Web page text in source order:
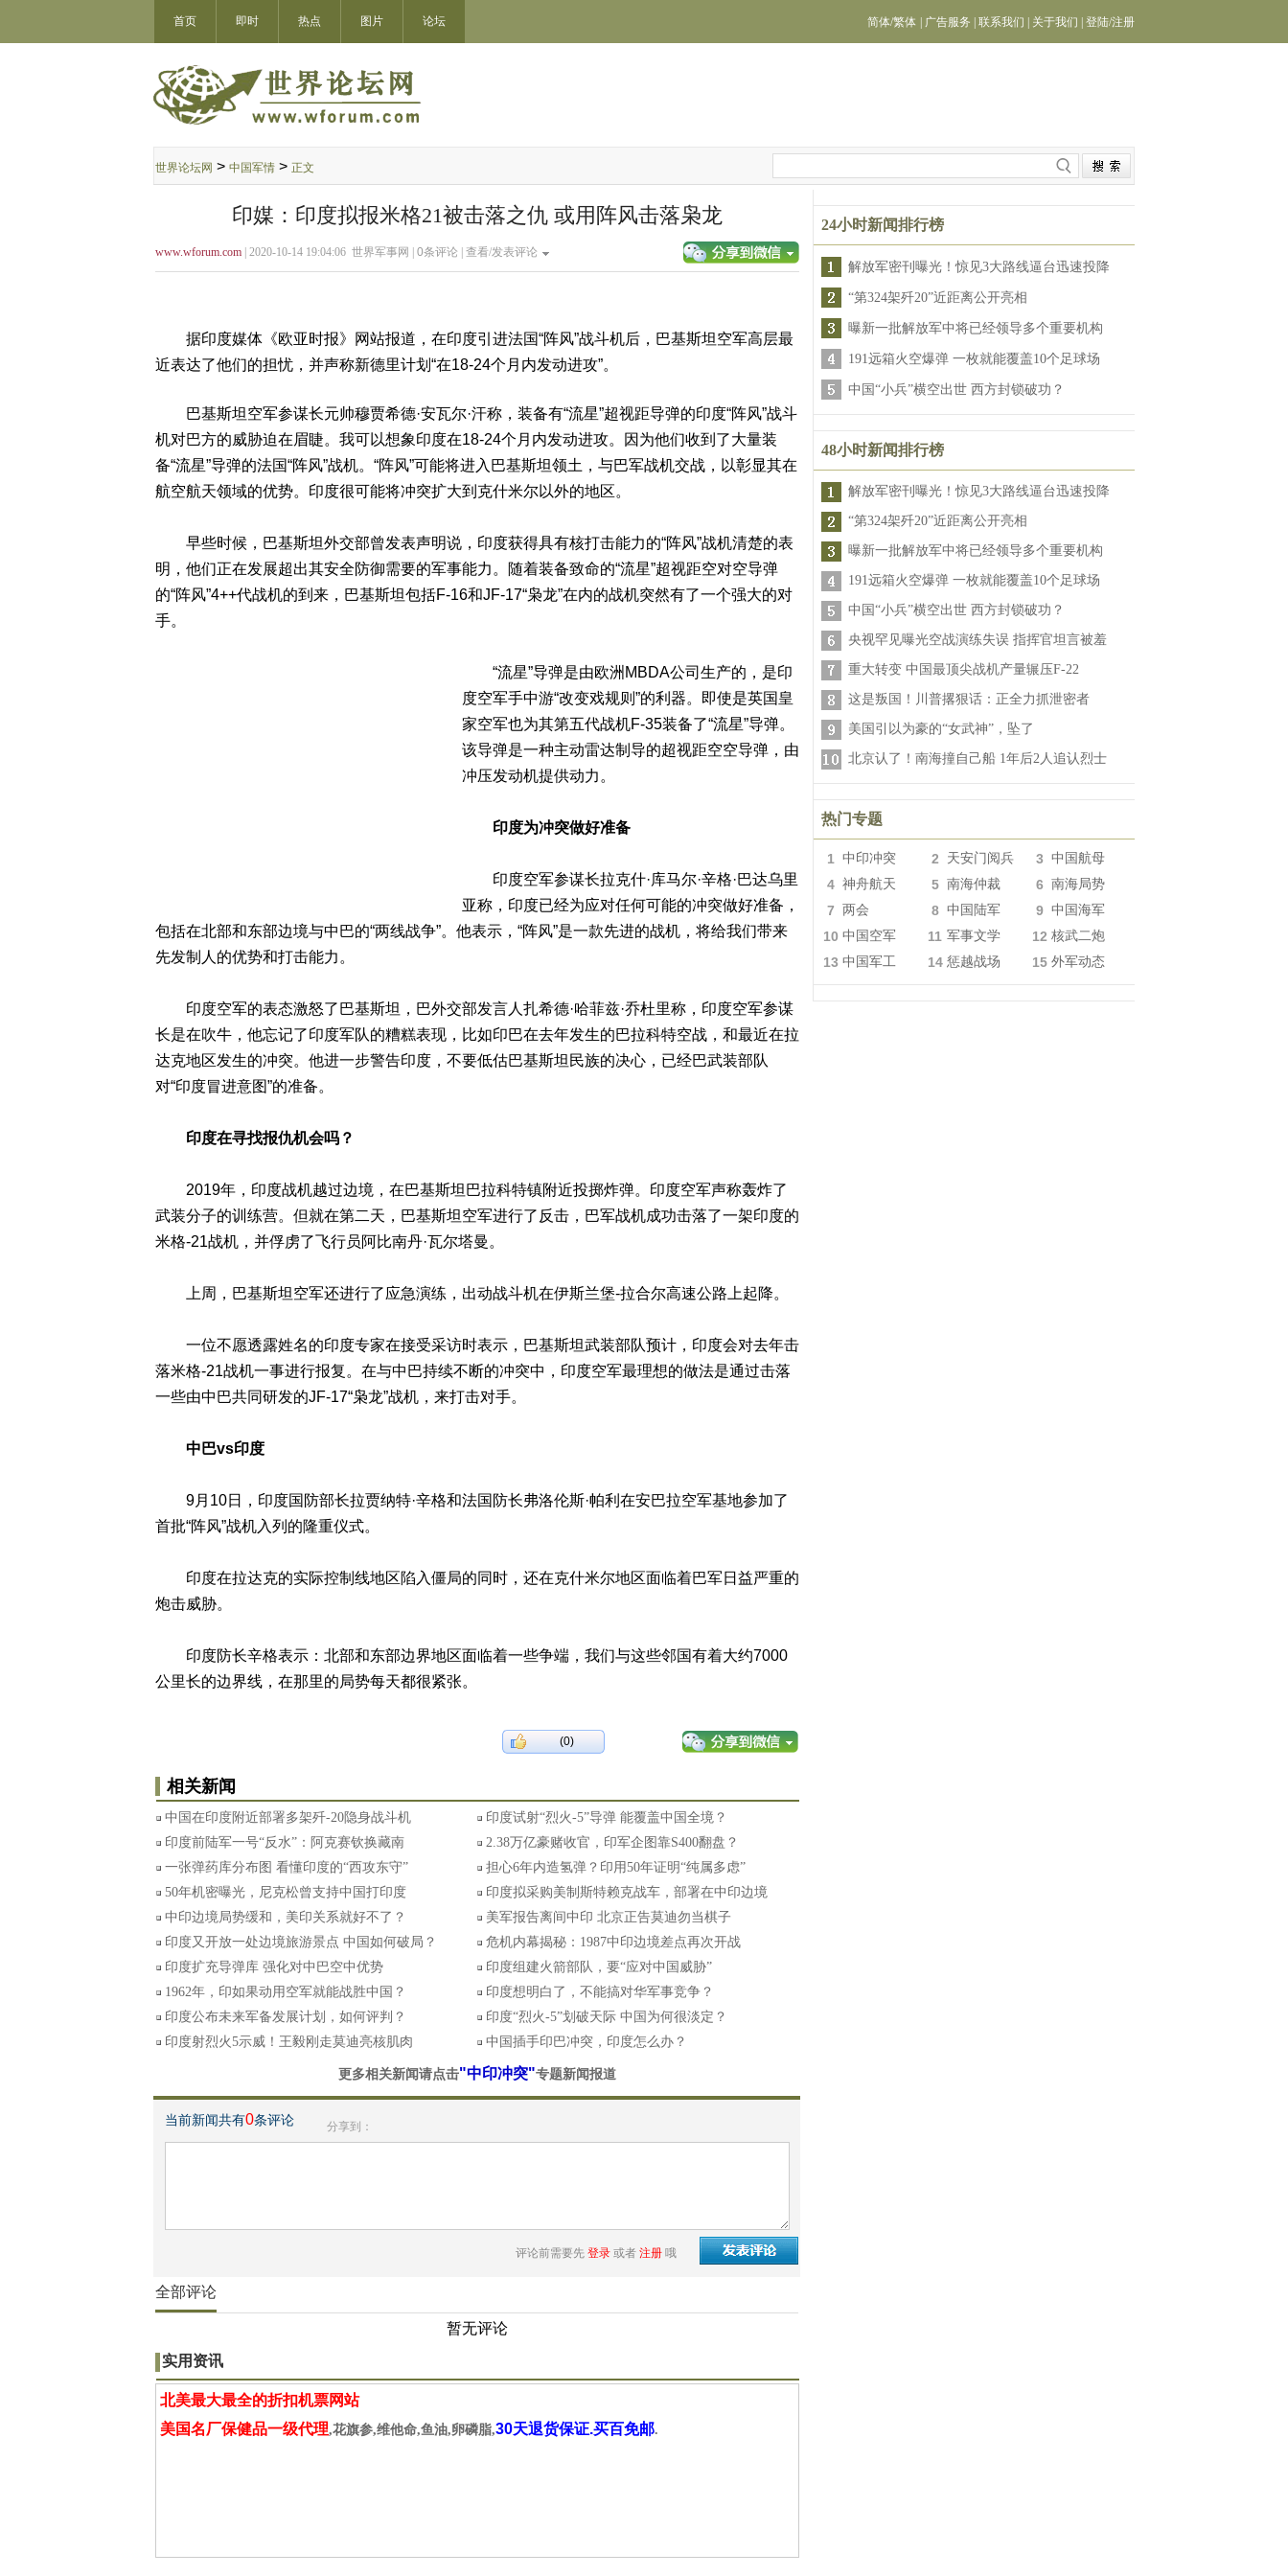
首页 即时 热点 图片 论坛 简体/繁体 广告服务 联系我们 关于我们 登陆/注册
世界论坛网 > 中国军情 > 正文
印媒：印度拟报米格21被击落之仇 或用阵风击落枭龙
www.wforum.com | 2020-10-14 19:04:06 世界军事网 | 0条评论 | 查看/发表评论
据印度媒体《欧亚时报》网站报道，在印度引进法国“阵风”战斗机后，巴基斯坦空军高层最
近表达了他们的担忧，并声称新德里计划“在18-24个月内发动进攻”。
巴基斯坦空军参谋长元帅穆贾希德·安瓦尔·汗称，装备有“流星”超视距导弹的印度“阵风”战斗
机对巴方的威胁迫在眉睫。我可以想象印度在18-24个月内发动进攻。因为他们收到了大量装
备“流星”导弹的法国“阵风”战机。“阵风”可能将进入巴基斯坦领土，与巴军战机交战，以彰显其在
航空航天领域的优势。印度很可能将冲突扩大到克什米尔以外的地区。
早些时候，巴基斯坦外交部曾发表声明说，印度获得具有核打击能力的“阵风”战机清楚的表
明，他们正在发展超出其安全防御需要的军事能力。随着装备致命的“流星”超视距空对空导弹
的“阵风”4++代战机的到来，巴基斯坦包括F-16和JF-17“枭龙”在内的战机突然有了一个强大的对
手。
“流星”导弹是由欧洲MBDA公司生产的，是印
度空军手中游“改变戏规则”的利器。即使是英国皇
家空军也为其第五代战机F-35装备了“流星”导弹。
该导弹是一种主动雷达制导的超视距空空导弹，由
冲压发动机提供动力。
印度为冲突做好准备
印度空军参谋长拉克什·库马尔·辛格·巴达乌里
亚称，印度已经为应对任何可能的冲突做好准备，
包括在北部和东部边境与中巴的“两线战争”。他表示，“阵风”是一款先进的战机，将给我们带来
先发制人的优势和打击能力。
印度空军的表态激怒了巴基斯坦，巴外交部发言人扎希德·哈菲兹·乔杜里称，印度空军参谋
长是在吹牛，他忘记了印度军队的糟糕表现，比如印巴在去年发生的巴拉科特空战，和最近在拉
达克地区发生的冲突。他进一步警告印度，不要低估巴基斯坦民族的决心，已经巴武装部队
对“印度冒进意图”的准备。
印度在寻找报仇机会吗？
2019年，印度战机越过边境，在巴基斯坦巴拉科特镇附近投掷炸弹。印度空军声称轰炸了
武装分子的训练营。但就在第二天，巴基斯坦空军进行了反击，巴军战机成功击落了一架印度的
米格-21战机，并俘虏了飞行员阿比南丹·瓦尔塔曼。
上周，巴基斯坦空军还进行了应急演练，出动战斗机在伊斯兰堡-拉合尔高速公路上起降。
一位不愿透露姓名的印度专家在接受采访时表示，巴基斯坦武装部队预计，印度会对去年击
落米格-21战机一事进行报复。在与中巴持续不断的冲突中，印度空军最理想的做法是通过击落
一些由中巴共同研发的JF-17“枭龙”战机，来打击对手。
中巴vs印度
9月10日，印度国防部长拉贾纳特·辛格和法国防长弗洛伦斯·帕利在安巴拉空军基地参加了
首批“阵风”战机入列的隆重仪式。
印度在拉达克的实际控制线地区陷入僵局的同时，还在克什米尔地区面临着巴军日益严重的
炮击威胁。
印度防长辛格表示：北部和东部边界地区面临着一些争端，我们与这些邻国有着大约7000
公里长的边界线，在那里的局势每天都很紧张。
(0)
相关新闻
中国在印度附近部署多架歼-20隐身战斗机
印度试射“烈火-5”导弹 能覆盖中国全境？
印度前陆军一号“反水”：阿克赛钦换藏南
2.38万亿豪赌收官，印军企图靠S400翻盘？
一张弹药库分布图 看懂印度的“西攻东守”
担心6年内造氢弹？印用50年证明“纯属多虑”
50年机密曝光，尼克松曾支持中国打印度
印度拟采购美制斯特赖克战车，部署在中印边境
中印边境局势缓和，美印关系就好不了？
美军报告离间中印 北京正告莫迪勿当棋子
印度又开放一处边境旅游景点 中国如何破局？
危机内幕揭秘：1987中印边境差点再次开战
印度扩充导弹库 强化对中巴空中优势
印度组建火箭部队，要“应对中国威胁”
1962年，印如果动用空军就能战胜中国？
印度想明白了，不能搞对华军事竞争？
印度公布未来军备发展计划，如何评判？
印度“烈火-5”划破天际 中国为何很淡定？
印度射烈火5示威！王毅刚走莫迪亮核肌肉
中国插手印巴冲突，印度怎么办？
更多相关新闻请点击"中印冲突"专题新闻报道
当前新闻共有0条评论 分享到：
评论前需要先 登录 或者 注册 哦
全部评论
暂无评论
实用资讯
北美最大最全的折扣机票网站
美国名厂保健品一级代理,花旗参,维他命,鱼油,卵磷脂,30天退货保证.买百免邮.
24小时新闻排行榜
解放军密刊曝光！惊见3大路线逼台迅速投降
“第324架歼20”近距离公开亮相
曝新一批解放军中将已经领导多个重要机构
191远箱火空爆弹 一枚就能覆盖10个足球场
中国“小兵”横空出世 西方封锁破功？
48小时新闻排行榜
解放军密刊曝光！惊见3大路线逼台迅速投降
“第324架歼20”近距离公开亮相
曝新一批解放军中将已经领导多个重要机构
191远箱火空爆弹 一枚就能覆盖10个足球场
中国“小兵”横空出世 西方封锁破功？
央视罕见曝光空战演练失误 指挥官坦言被羞
重大转变 中国最顶尖战机产量辗压F-22
这是叛国！川普撂狠话：正全力抓泄密者
美国引以为豪的“女武神”，坠了
北京认了！南海撞自己船 1年后2人追认烈士
热门专题
1 中印冲突 2 天安门阅兵 3 中国航母
4 神舟航天 5 南海仲裁 6 南海局势
7 两会 8 中国陆军 9 中国海军
10 中国空军 11 军事文学 12 核武二炮
13 中国军工 14 惩越战场 15 外军动态